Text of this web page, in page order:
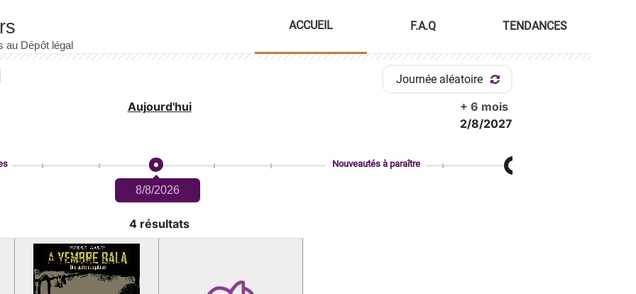
ACCUEIL F.A.Q TENDANCES
Journée aléatoire
Aujourd'hui
+ 6 mois
2/8/2027
8/8/2026
Nouveautés à paraître
4 résultats